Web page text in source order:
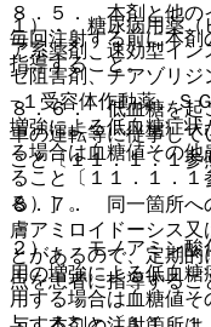
１）． 糖尿病用薬（
ア系薬剤、速効型イ
ゼ阻害剤、チアゾリジ
−１受容体作動薬、Ｓ
増強による低血糖症
る場合は血糖値その
ること〔１１．１．
る）］。
２）． モノアミン酸
用の増強による低血
用する場合は血糖値
８．５． 本剤と他の
毎回注射する前に本
指導すること。
８．６． 低血糖を起
車の運転等に従事して
こと〔１１．１．１参
８．７． 同一箇所へ
膚アミロイドーシス
とがあるので、定期
点を患者に指導するこ